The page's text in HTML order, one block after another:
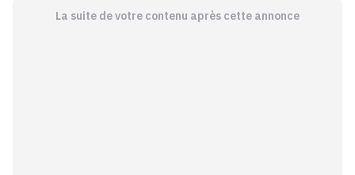
La suite de votre contenu après cette annonce